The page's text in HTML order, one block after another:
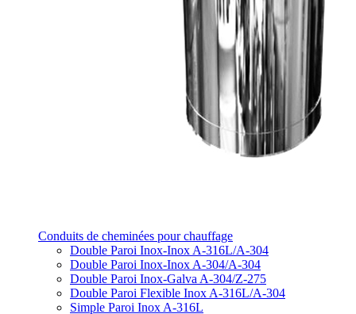
Conduits de cheminées pour chauffage
Double Paroi Inox-Inox A-316L/A-304
Double Paroi Inox-Inox A-304/A-304
Double Paroi Inox-Galva A-304/Z-275
Double Paroi Flexible Inox A-316L/A-304
Simple Paroi Inox A-316L